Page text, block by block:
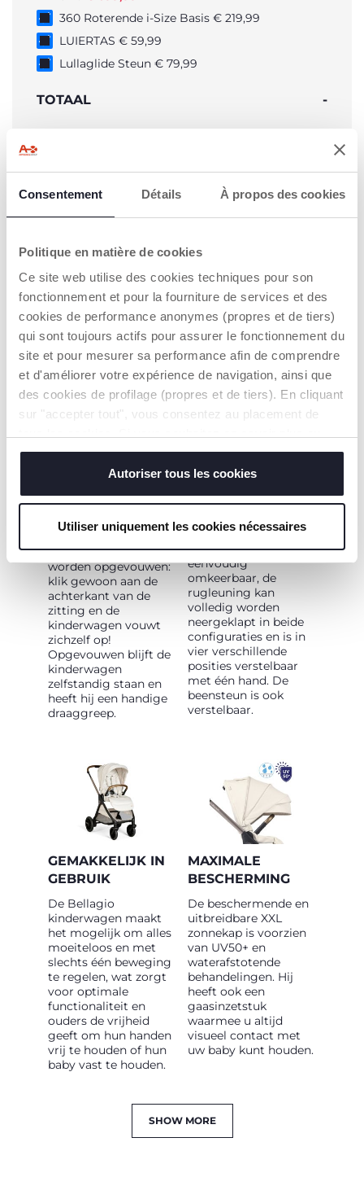
Consentement Détails À propos des cookies
Politique en matière de cookies
Ce site web utilise des cookies techniques pour son
fonctionnement et pour la fourniture de services et des
cookies de performance anonymes (propres et de tiers)
qui sont toujours actifs pour assurer le fonctionnement du
site et pour mesurer sa performance afin de comprendre
et d'améliorer votre expérience de navigation, ainsi que
des cookies de profilage (propres et de tiers). En cliquant
sur "accepter tout", vous consentez au placement de
modifier ou révoquer le consentement de tous les
cookies ou de certains d'entre eux, cliquez sur "afficher
les détails". En fermant cette bannière, vous consentez à
sont indispensables pour profiter du service demandé.
Autoriser tous les cookies
Utiliser uniquement les cookies nécessaires
360 Roterende i-Size Basis € 219,99
LUIERTAS € 59,99
Lullaglide Steun € 79,99
TOTAAL -
PRODUCTKENMERKEN
KINDERWAGEN REISWIEG AUTOSTOEL
ONE TOUCH
OPVOUWING
Dankzij de OneTouch-
technologie kan de
Bellagio kinderwagen
in één beweging
worden opgevouwen:
klik gewoon aan de
achterkant van de
zitting en de
kinderwagen vouwt
zichzelf op!
Opgevouwen blijft de
kinderwagen
zelfstandig staan en
heeft hij een handige
draaggreep.
GEBOORTE
kinderwagen is
goedgekeurd vanaf de
geboorte tot 22 kg (4
jaar). De zitting is
eenvoudig
omkeerbaar, de
rugleuning kan
volledig worden
neergeklapt in beide
configuraties en is in
vier verschillende
posities verstelbaar
met één hand. De
beensteun is ook
verstelbaar.
GEMAKKELIJK IN
GEBRUIK
De Bellagio
kinderwagen maakt
het mogelijk om alles
moeiteloos en met
slechts één beweging
te regelen, wat zorgt
voor optimale
functionaliteit en
ouders de vrijheid
geeft om hun handen
vrij te houden of hun
baby vast te houden.
MAXIMALE
BESCHERMING
De beschermende en
uitbreidbare XXL
zonnekap is voorzien
van UV50+ en
waterafstotende
behandelingen. Hij
heeft ook een
gaasinzetstuk
waarmee u altijd
visueel contact met
uw baby kunt houden.
SHOW MORE